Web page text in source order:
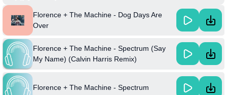
Интересный факт: песня "Spectrum" была выпущена в 2012 году
и стала одной из самых узнаваемых работ Florence + The
Machine, получив признание благодаря своему мощному
звучанию и глубокой эмоциональности.
Florence + The Machine - Dog Days Are
Over
Florence + The Machine - Spectrum (Say
My Name) (Calvin Harris Remix)
Florence + The Machine - Spectrum